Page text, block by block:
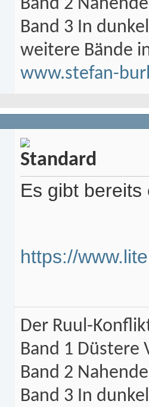
Band 2
Band 3 In
weitere Bände
www.stefan-
Es gibt
https://
Der Ruul-
Band 1 Düstere
Band 2
Band 3 In